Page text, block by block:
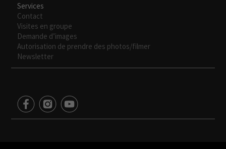
Services
Contact
Visites en groupe
Demande d’images
Autorisation de prendre des photos/filmer
Newsletter